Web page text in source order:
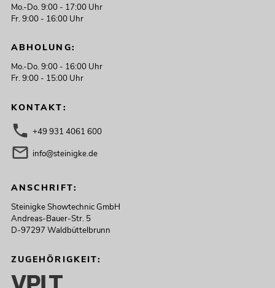
Pixel DMX Tube + Soft-Bag
Bestand reicht ca. 12 Wo.
Mo.-Do. 9:00 - 17:00 Uhr
Fr. 9:00 - 16:00 Uhr
ABHOLUNG:
Mo.-Do. 9:00 - 16:00 Uhr
Fr. 9:00 - 15:00 Uhr
KONTAKT:
+49 931 4061 600
info@steinigke.de
ANSCHRIFT:
Steinigke Showtechnic GmbH
Andreas-Bauer-Str. 5
D-97297 Waldbüttelbrunn
ZUGEHÖRIGKEIT: